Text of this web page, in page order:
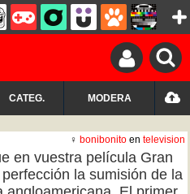
CATEG. MODERA
♀ bonibonito en television
en vuestra película Gran
la sumisión de la